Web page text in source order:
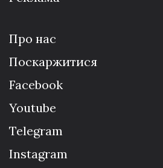
Про нас
Поскаржитися
Facebook
Youtube
Telegram
Instagram